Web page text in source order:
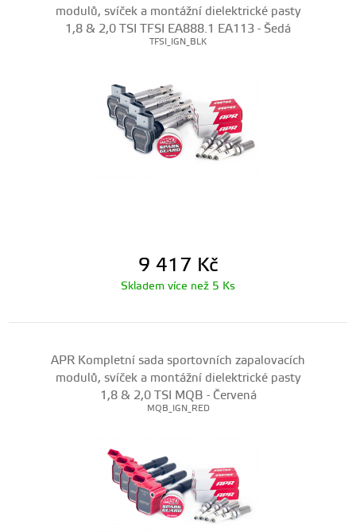
modulů, svíček a montážní dielektrické pasty
1,8 & 2,0 TSI TFSI EA888.1 EA113 - Šedá
TFSI_IGN_BLK
9 417 Kč
Skladem více než 5 Ks
APR Kompletní sada sportovních zapalovacích
modulů, svíček a montážní dielektrické pasty
1,8 & 2,0 TSI MQB - Červená
MQB_IGN_RED